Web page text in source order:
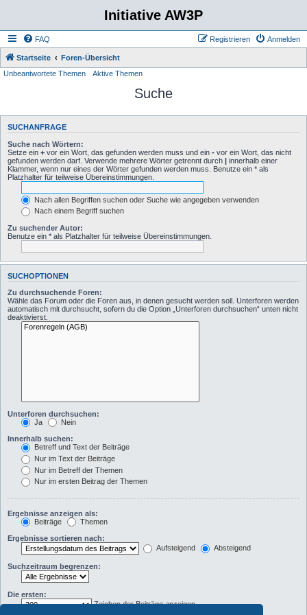
Initiative AW3P
FAQ Anmelden
Registrieren
Startseite
Foren-Übersicht
Unbeantwortete Themen
Aktive Themen
Suche
SUCHANFRAGE
Suche nach Wörtern:
Setze ein + vor ein Wort, das gefunden werden muss und ein - vor ein Wort, das nicht
gefunden werden darf. Verwende mehrere Wörter getrennt durch | innerhalb einer
Klammer, wenn nur eines der Wörter gefunden werden muss. Benutze ein * als
Platzhalter für teilweise Übereinstimmungen.
Nach allen Begriffen suchen oder Suche wie angegeben verwenden
Nach einem Begriff suchen
Zu suchender Autor:
Benutze ein * als Platzhalter für teilweise Übereinstimmungen.
SUCHOPTIONEN
Zu durchsuchende Foren:
Wähle das Forum oder die Foren aus, in denen gesucht werden soll. Unterforen werden
automatisch mit durchsucht, sofern du die Option „Unterforen durchsuchen“ unten nicht
deaktivierst.
Unterforen durchsuchen:
Ja
Nein
Innerhalb suchen:
Betreff und Text der Beiträge
Nur im Text der Beiträge
Nur im Betreff der Themen
Nur im ersten Beitrag der Themen
Ergebnisse anzeigen als:
Beiträge
Themen
Ergebnisse sortieren nach:
Aufsteigend
Absteigend
Suchzeitraum begrenzen:
Die ersten:
Zeichen der Beiträge anzeigen